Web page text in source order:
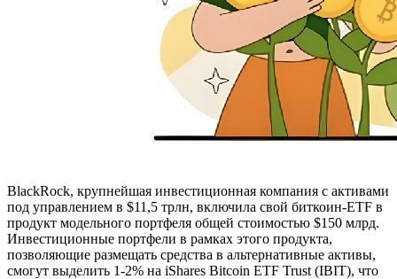
BlackRock, крупнейшая инвестиционная компания с активами
под управлением в $11,5 трлн, включила свой биткоин-ETF в
продукт модельного портфеля общей стоимостью $150 млрд.
Инвестиционные портфели в рамках этого продукта,
позволяющие размещать средства в альтернативные активы,
смогут выделить 1-2% на iShares Bitcoin ETF Trust (IBIT), что